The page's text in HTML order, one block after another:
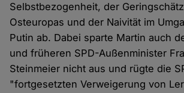
Selbstbezogenheit, der
Osteuropas und der Naivität im
Putin ab. Dabei sparte Martin auch
und früheren SPD-Außenminister
Steinmeier nicht aus und rügte die
"fortgesetzten Verweigerung von